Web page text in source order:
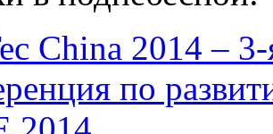
China 2014 –
по